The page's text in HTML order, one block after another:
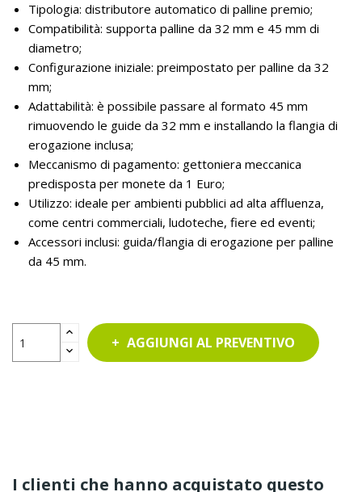
Tipologia: distributore automatico di palline premio;
Compatibilità: supporta palline da 32 mm e 45 mm di
diametro;
Configurazione iniziale: preimpostato per palline da 32
mm;
Adattabilità: è possibile passare al formato 45 mm
rimuovendo le guide da 32 mm e installando la flangia di
erogazione inclusa;
Meccanismo di pagamento: gettoniera meccanica
predisposta per monete da 1 Euro;
Utilizzo: ideale per ambienti pubblici ad alta affluenza,
come centri commerciali, ludoteche, fiere ed eventi;
Accessori inclusi: guida/flangia di erogazione per palline
da 45 mm.
AGGIUNGI AL PREVENTIVO
I clienti che hanno acquistato questo